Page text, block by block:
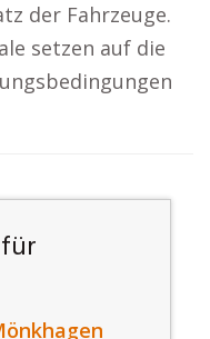
der Fahrzeuge.
setzen auf die